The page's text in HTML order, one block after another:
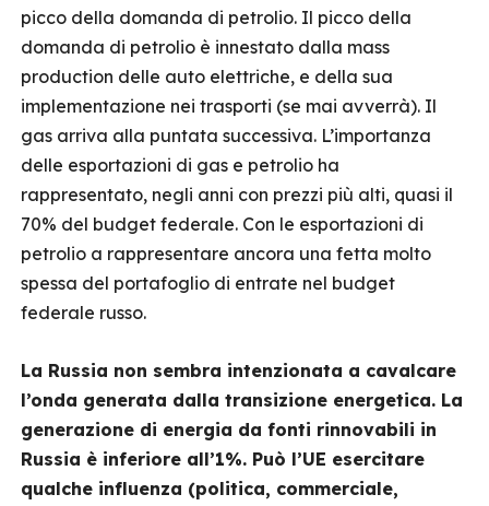
picco della domanda di petrolio. Il picco della
domanda di petrolio è innestato dalla mass
production delle auto elettriche, e della sua
implementazione nei trasporti (se mai avverrà). Il
gas arriva alla puntata successiva. L’importanza
delle esportazioni di gas e petrolio ha
rappresentato, negli anni con prezzi più alti, quasi il
70% del budget federale. Con le esportazioni di
petrolio a rappresentare ancora una fetta molto
spessa del portafoglio di entrate nel budget
federale russo.
La Russia non sembra intenzionata a cavalcare
l’onda generata dalla transizione energetica. La
generazione di energia da fonti rinnovabili in
Russia è inferiore all’1%. Può l’UE esercitare
qualche influenza (politica, commerciale,